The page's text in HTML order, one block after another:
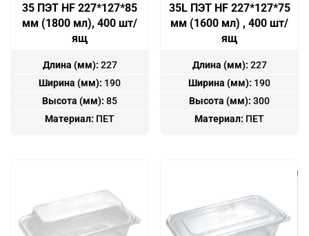
35 ПЭТ HF 227*127*85
мм (1800 мл), 400 шт/
ящ
Длина (мм): 227
Ширина (мм): 190
Высота (мм): 85
Материал: ПЕТ
35L ПЭТ HF 227*127*75
мм (1600 мл) , 400 шт/
ящ
Длина (мм): 227
Ширина (мм): 190
Высота (мм): 300
Материал: ПЕТ